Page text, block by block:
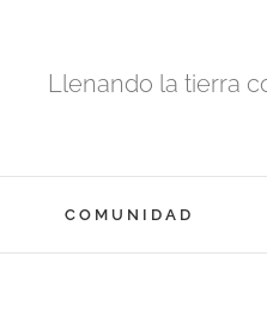
Llenando la tierra
COMUNIDAD